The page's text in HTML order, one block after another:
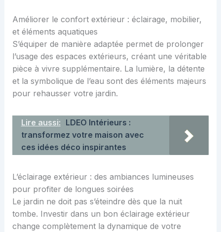
Améliorer le confort extérieur : éclairage, mobilier,
et éléments aquatiques
S’équiper de manière adaptée permet de prolonger
l’usage des espaces extérieurs, créant une véritable
pièce à vivre supplémentaire. La lumière, la détente
et la symbolique de l’eau sont des éléments majeurs
pour rehausser votre jardin.
Lire aussi: LDEO Intérieurs :
transformez votre maison avec
ces idées déco inspirantes
L’éclairage extérieur : des ambiances lumineuses
pour profiter de longues soirées
Le jardin ne doit pas s’éteindre dès que la nuit
tombe. Investir dans un bon éclairage extérieur
change complètement la dynamique de votre